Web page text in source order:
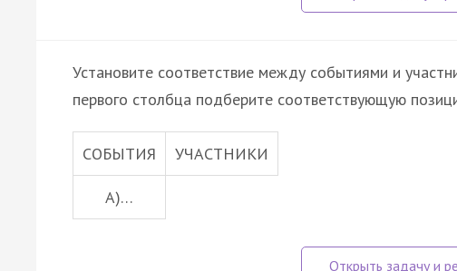
Установите соответствие между событиями и
первого столбца подберите соответствующую
СОБЫТИЯ УЧАСТНИКИ
А)…